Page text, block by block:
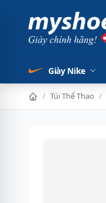
Giày Nike
/ Túi Thể Thao /